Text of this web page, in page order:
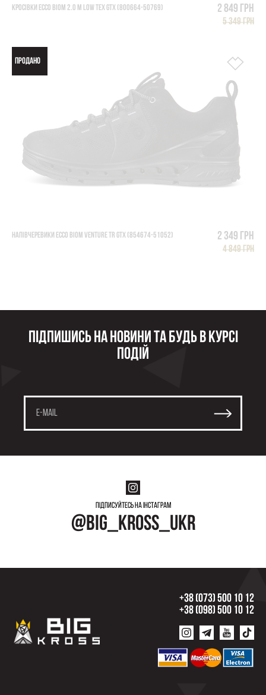
КРОСІВКИ ECCO BIOM 2.0 M LOW TEX GTX (800664-50769) 2 849 грн
5 349 грн
ПРОДАНО
НАПІВЧЕРЕВИКИ ECCO BIOM VENTURE TR GTX (854674-51052) 2 349 грн
4 849 грн
Підпишись на новини та будь в курсі
подій
Підписуйтесь на інстаграм
@big_kross_ukr
+38 (073) 500 10 12
+38 (098) 500 10 12